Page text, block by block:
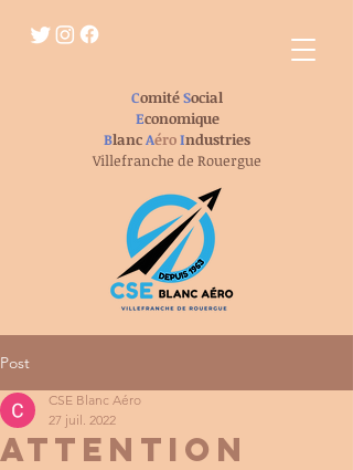
ComitéSocial
Economique
BlancAéroIndustries
Villefranche de Rouergue
Post
ATTENTION
CSE Blanc Aéro
27 juil. 2022